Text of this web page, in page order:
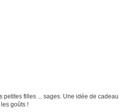
petites filles ... sages. Une idée de cadeau
goûts !